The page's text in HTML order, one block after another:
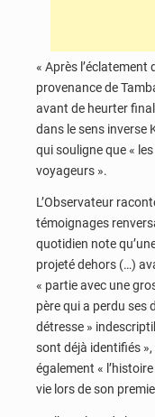
« Après l’éclatement
provenance de
avant de heurter
dans le sens inverse
qui souligne que «
voyageurs ».
L’Observateur
témoignages
quotidien note
projeté dehors (…)
« partie avec une
père qui a perdu ses
détresse »
sont déjà identifiés
également «
vie lors de son